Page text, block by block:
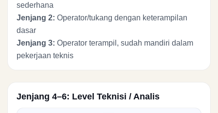
sederhana
Jenjang 2: Operator/tukang dengan keterampilan
dasar
Jenjang 3: Operator terampil, sudah mandiri dalam
pekerjaan teknis
Jenjang 4–6: Level Teknisi / Analis